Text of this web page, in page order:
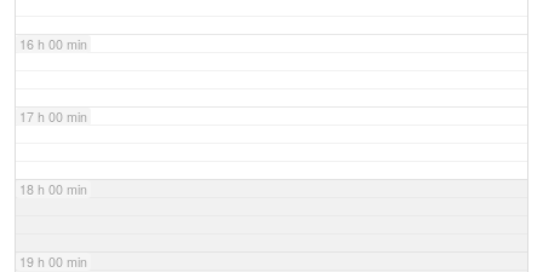
16 h 00 min
17 h 00 min
18 h 00 min
19 h 00 min